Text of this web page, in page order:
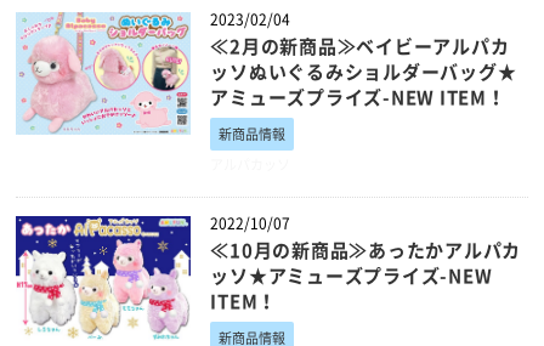
2023/02/04
≪2月の新商品≫ベイビーアルパカ
ッソぬいぐるみショルダーバッグ★
アミューズプライズ-NEW ITEM！
新商品情報
2022/10/07
≪10月の新商品≫あったかアルパカ
ッソ★アミューズプライズ-NEW
ITEM！
新商品情報